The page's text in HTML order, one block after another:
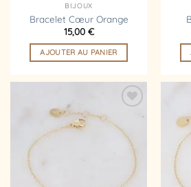
BIJOUX
Bracelet Cœur Orange
15,00 €
AJOUTER AU PANIER
à la
liste
d’envies